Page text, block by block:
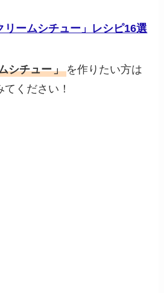
リームシチュー」レシピ16選
シチュー」 を作りたい方は
ください！